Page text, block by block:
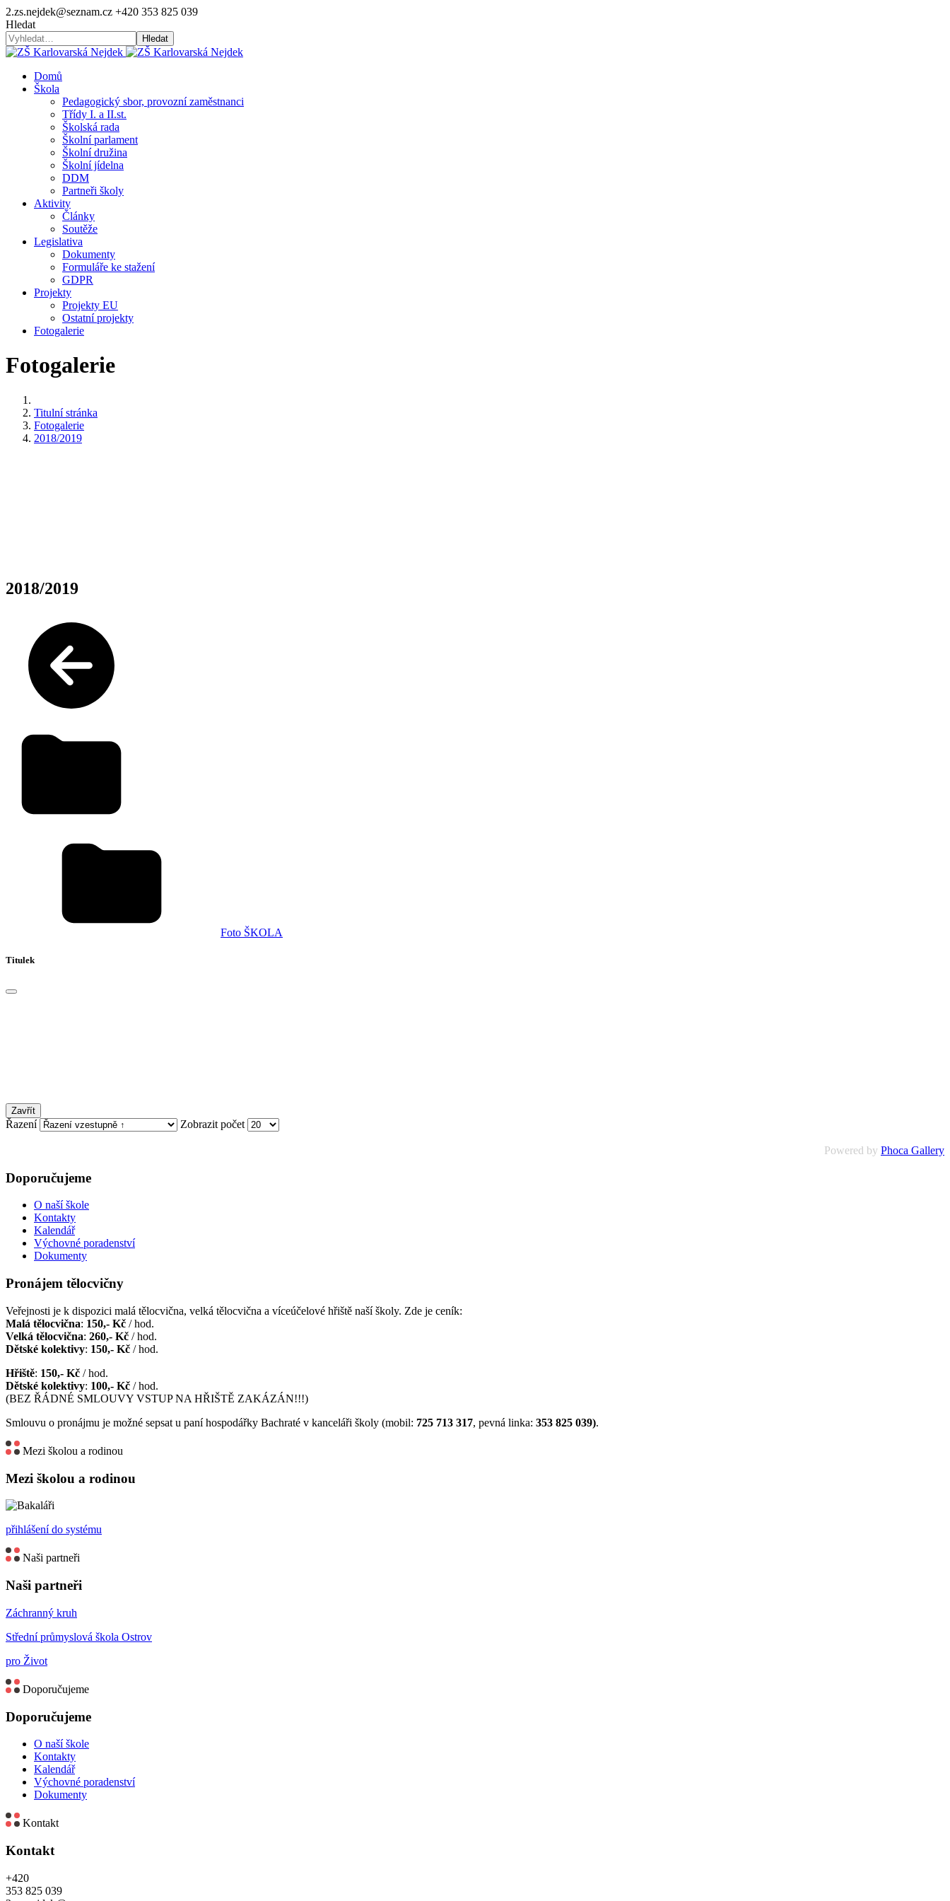
2.zs.nejdek@seznam.cz +420 353 825 039
Hledat
Hledat
Domů
Škola
Pedagogický sbor, provozní zaměstnanci
Třídy I. a II.st.
Školská rada
Školní parlament
Školní družina
Školní jídelna
DDM
Partneři školy
Aktivity
Články
Soutěže
Legislativa
Dokumenty
Formuláře ke stažení
GDPR
Projekty
Projekty EU
Ostatní projekty
Fotogalerie
Fotogalerie
Titulní stránka
Fotogalerie
2018/2019
2018/2019
Foto ŠKOLA
Titulek
Zavřít
Řazení Zobrazit počet
Powered by Phoca Gallery
Doporučujeme
O naší škole
Kontakty
Kalendář
Výchovné poradenství
Dokumenty
Pronájem tělocvičny
Veřejnosti je k dispozici malá tělocvična, velká tělocvična a víceúčelové hřiště naší školy. Zde je ceník:
Malá tělocvična: 150,- Kč / hod.
Velká tělocvična: 260,- Kč / hod.
Dětské kolektivy: 150,- Kč / hod.
Hřiště: 150,- Kč / hod.
Dětské kolektivy: 100,- Kč / hod.
(BEZ ŘÁDNÉ SMLOUVY VSTUP NA HŘIŠTĚ ZAKÁZÁN!!!)
Smlouvu o pronájmu je možné sepsat u paní hospodářky Bachraté v kanceláři školy (mobil: 725 713 317, pevná linka: 353 825 039).
Mezi školou a rodinou
Mezi školou a rodinou
přihlášení do systému
Naši partneři
Naši partneři
Záchranný kruh
Střední průmyslová škola Ostrov
pro Život
Doporučujeme
Doporučujeme
O naší škole
Kontakty
Kalendář
Výchovné poradenství
Dokumenty
Kontakt
Kontakt
+420
353 825 039